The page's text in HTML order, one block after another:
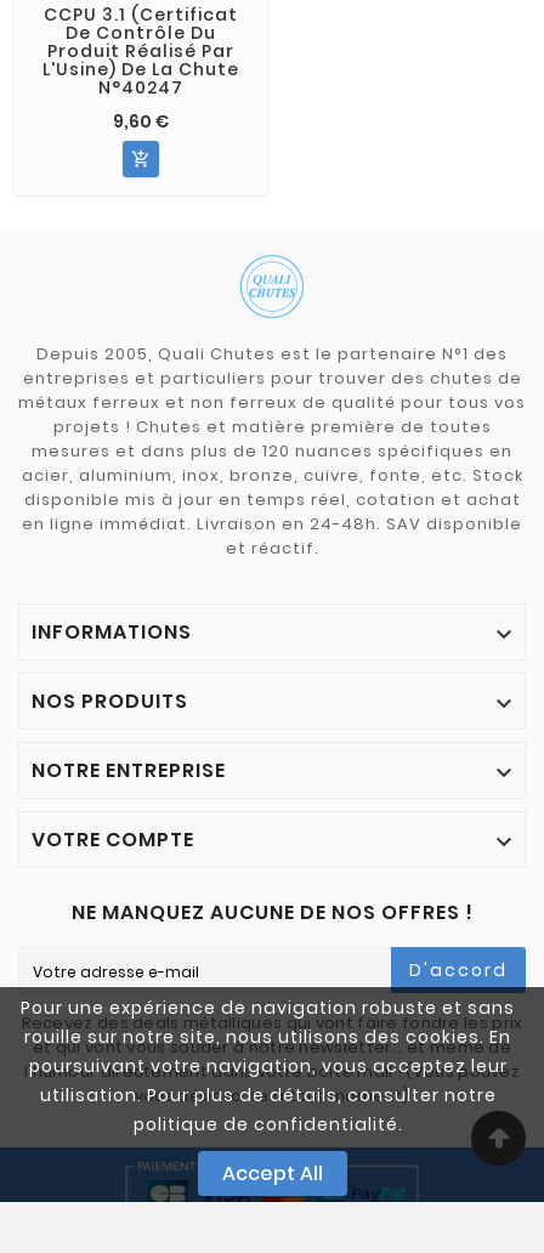
Pour une expérience de navigation robuste et sans
rouille sur notre site, nous utilisons des cookies. En
poursuivant votre navigation, vous acceptez leur
utilisation. Pour plus de détails, consulter notre
politique de confidentialité.
Accept All
CCPU 3.1 (Certificat
De Contrôle Du
Produit Réalisé Par
L'Usine) De La Chute
N°40247
9,60 €

Depuis 2005, Quali Chutes est le partenaire N°1 des
entreprises et particuliers pour trouver des chutes de
métaux ferreux et non ferreux de qualité pour tous vos
projets ! Chutes et matière première de toutes
mesures et dans plus de 120 nuances spécifiques en
acier, aluminium, inox, bronze, cuivre, fonte, etc. Stock
disponible mis à jour en temps réel, cotation et achat
en ligne immédiat. Livraison en 24-48h. SAV disponible
et réactif.
INFORMATIONS 
NOS PRODUITS 
NOTRE ENTREPRISE 
VOTRE COMPTE 
NE MANQUEZ AUCUNE DE NOS OFFRES !
D'accord
Recevez des deals métalliques qui vont faire fondre les prix
et qui vont vous souder à notre newsletter… et même de
l'humour directement dans votre boîte mail ! (Vous pouvez
vous désinscrire à tout moment)